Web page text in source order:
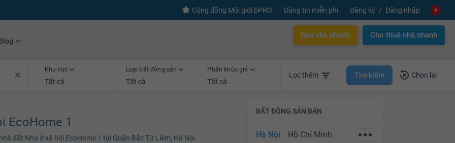
Cộng đồng Môi giới bPRO Đăng tin miễn phí Đăng ký Đăng nhập
Bán nhà nhanh Cho thuê nhà nhanh
Khu vực
Tất cả
Loại bất động sản
Tất cả
Phân khúc giá
Tất cả
Lọc thêm Tìm kiếm Chọn lại
EcoHome 1
đất Nhà ở xã hội EcoHome 1 tại Quận Bắc Từ Liêm, Hà Nội
BẤT ĐỘNG SẢN BÁN
Hà Nội Hồ Chí Minh